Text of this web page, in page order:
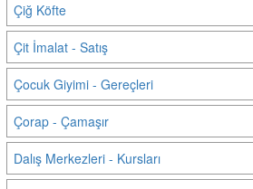
Çiğ Köfte
Çit İmalat - Satış
Çocuk Giyimi - Gereçleri
Çorap - Çamaşır
Dalış Merkezleri - Kursları